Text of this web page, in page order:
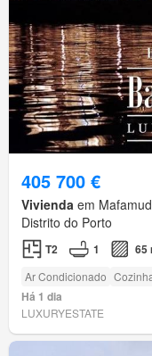
405 700 €
Vivienda em
Distrito do Porto
T2 1 65
Ar Condicionado
Há 1 dia
LUXURYESTATE